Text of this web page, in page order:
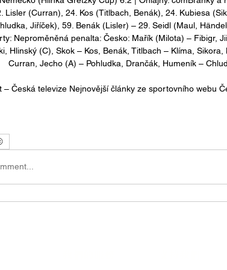
Lisler (Curran), 24. Kos (Titlbach, Benák), 24. Kubiesa
Jiříček), 59. Benák (Lisler) – 29. Seidl (Maul,
Neproměněná penalta: Česko: Mařík (Milota) – Fibigr,
Hlinský (C), Skok – Kos, Benák, Titlbach – Klíma, Sikora,
Curran, Jecho (A) – Pohludka, Drančák, Humeník –
– Česká televize Nejnovější články ze sportovního webu